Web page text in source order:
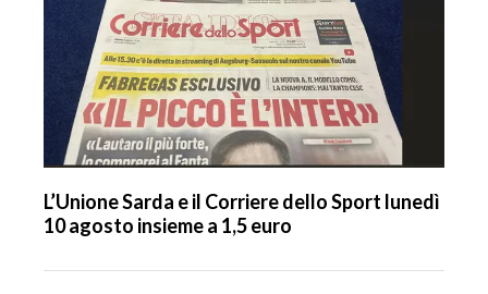
L’Unione Sarda e il Corriere dello Sport lunedì
10 agosto insieme a 1,5 euro